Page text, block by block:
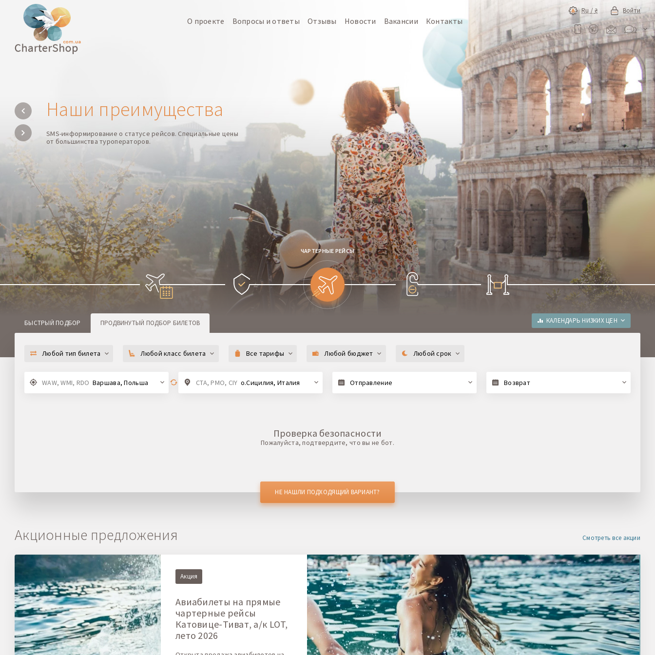
О проекте Вопросы и ответы Отзывы Новости Вакансии Контакты
Ru /₴ Войти
Наши преимущества
SMS-информирование о статусе рейсов. Специальные цены
от большинства туроператоров.
ЧАРТЕРНЫЕ РЕЙСЫ
БЫСТРЫЙ ПОДБОР ПРОДВИНУТЫЙ ПОДБОР БИЛЕТОВ КАЛЕНДАРЬ НИЗКИХ ЦЕН
Любой тип билета Любой класс билета Все тарифы Любой бюджет Любой срок
WAW, WMI, RDO Варшава, Польша CTA, PMO, CIY о.Сицилия, Италия Отправление Возврат
Проверка безопасности
Пожалуйста, подтвердите, что вы не бот.
НЕ НАШЛИ ПОДХОДЯЩИЙ ВАРИАНТ?
Акционные предложения Смотреть все акции
Акция
Авиабилеты на прямые
чартерные рейсы
Катовице-Тиват, а/к LOT,
лето 2026